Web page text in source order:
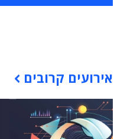
אירועים קרובים